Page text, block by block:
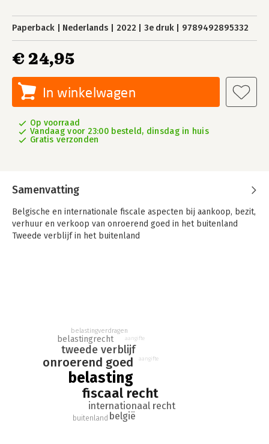
Paperback Nederlands 2022 3e druk 9789492895332
€ 24,95
In winkelwagen
Op voorraad
Vandaag voor 23:00 besteld, dinsdag in huis
Gratis verzonden
Samenvatting
Belgische en internationale fiscale aspecten bij aankoop, bezit,
verhuur en verkoop van onroerend goed in het buitenland
Tweede verblijf in het buitenland
belasting
fiscaal recht
onroerend goed
tweede verblijf
internationaal recht
belgië
belastingrecht
buitenland
belastingverdragen
aangifte
aangifte